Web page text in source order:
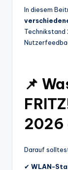
In diesem
Technikstand
📌
2026
Darauf
✔ WLAN-